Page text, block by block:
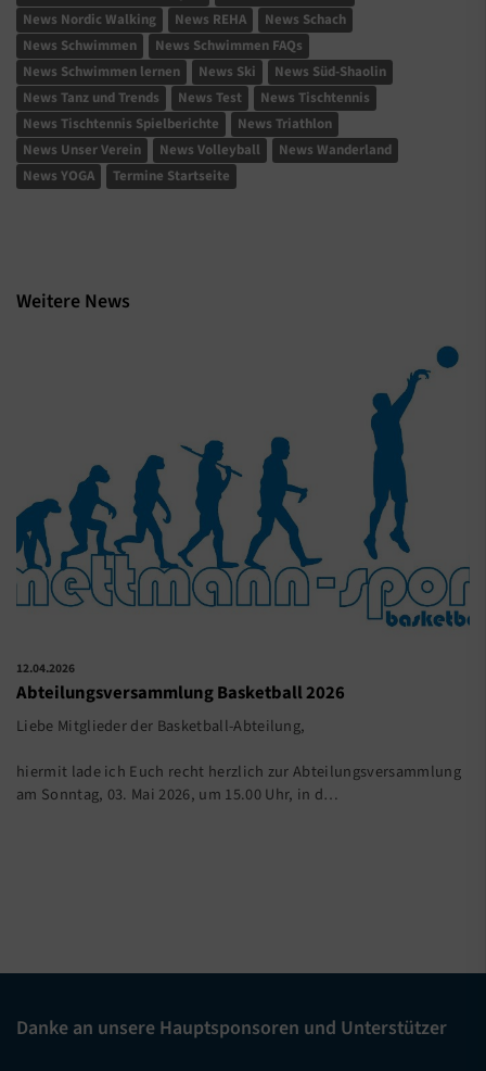
News Nordic Walking
News REHA
News Schach
News Schwimmen
News Schwimmen FAQs
News Schwimmen lernen
News Ski
News Süd-Shaolin
News Tanz und Trends
News Test
News Tischtennis
News Tischtennis Spielberichte
News Triathlon
News Unser Verein
News Volleyball
News Wanderland
News YOGA
Termine Startseite
Weitere News
12.04.2026
Abteilungsversammlung Basketball 2026
Liebe Mitglieder der Basketball-Abteilung,
hiermit lade ich Euch recht herzlich zur Abteilungsversammlung
am Sonntag, 03. Mai 2026, um 15.00 Uhr, in d…
Danke an unsere Hauptsponsoren und Unterstützer